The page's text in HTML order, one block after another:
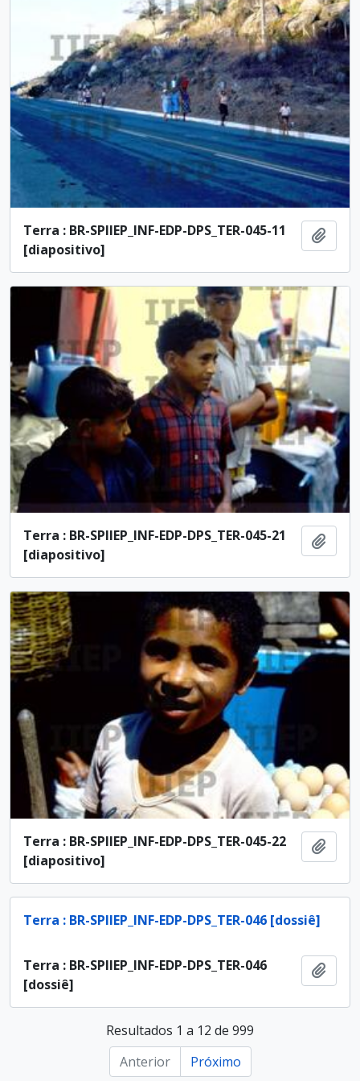
Terra : BR-SPIIEP_INF-EDP-DPS_TER-045-11
[diapositivo]
Terra : BR-SPIIEP_INF-EDP-DPS_TER-045-21
[diapositivo]
Terra : BR-SPIIEP_INF-EDP-DPS_TER-045-22
[diapositivo]
Terra : BR-SPIIEP_INF-EDP-DPS_TER-046 [dossiê]
Terra : BR-SPIIEP_INF-EDP-DPS_TER-046
[dossiê]
Resultados 1 a 12 de 999
Anterior
Próximo